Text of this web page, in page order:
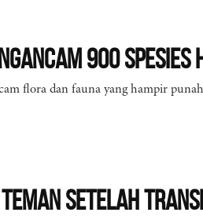
900 Spesies
flora dan fauna yang hampir
Setelah